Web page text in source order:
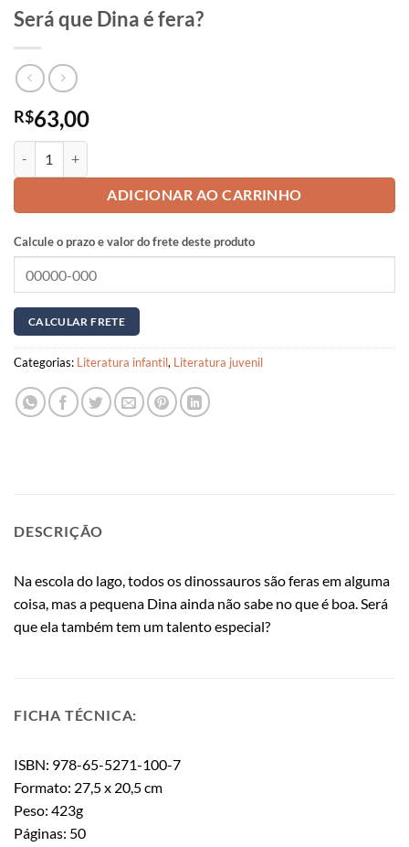
Será que Dina é fera?
R$63,00
ADICIONAR AO CARRINHO
Calcule o prazo e valor do frete deste produto
Categorias: Literatura infantil, Literatura juvenil
DESCRIÇÃO
Na escola do lago, todos os dinossauros são feras em alguma
coisa, mas a pequena Dina ainda não sabe no que é boa. Será
que ela também tem um talento especial?
FICHA TÉCNICA:
ISBN: 978-65-5271-100-7
Formato: 27,5 x 20,5 cm
Peso: 423g
Páginas: 50